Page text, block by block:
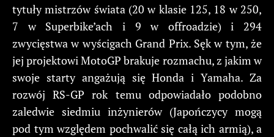
tytuły mistrzów świata (20 w klasie 125, 18 w 250,
7 w Superbike’ach i 9 w offroadzie) i 294
zwycięstwa w wyścigach Grand Prix. Sęk w tym, że
jej projektowi MotoGP brakuje rozmachu, z jakim w
swoje starty angażują się Honda i Yamaha. Za
rozwój RS-GP rok temu odpowiadało podobno
zaledwie siedmiu inżynierów (Japończycy mogą
pod tym względem pochwalić się całą ich armią), a